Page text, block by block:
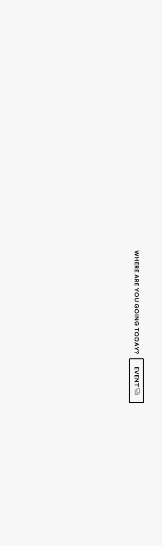
WHERE ARE YOU GOING TODAY?
EVENT